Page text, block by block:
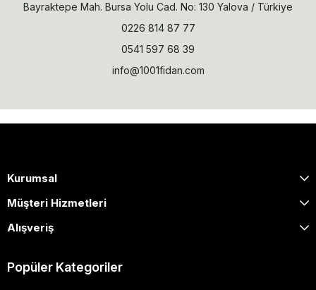
Bayraktepe Mah. Bursa Yolu Cad. No: 130 Yalova / Türkiye
0226 814 87 77
0541 597 68 39
info@1001fidan.com
Kurumsal
Müşteri Hizmetleri
Alışveriş
Popüler Kategoriler